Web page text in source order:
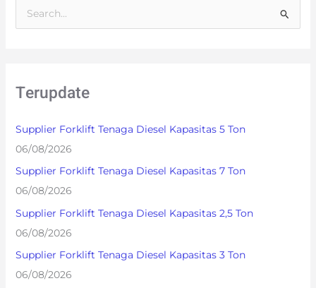
c
f
o
r
:
Terupdate
Supplier Forklift Tenaga Diesel Kapasitas 5 Ton
06/08/2026
Supplier Forklift Tenaga Diesel Kapasitas 7 Ton
06/08/2026
Supplier Forklift Tenaga Diesel Kapasitas 2,5 Ton
06/08/2026
Supplier Forklift Tenaga Diesel Kapasitas 3 Ton
06/08/2026